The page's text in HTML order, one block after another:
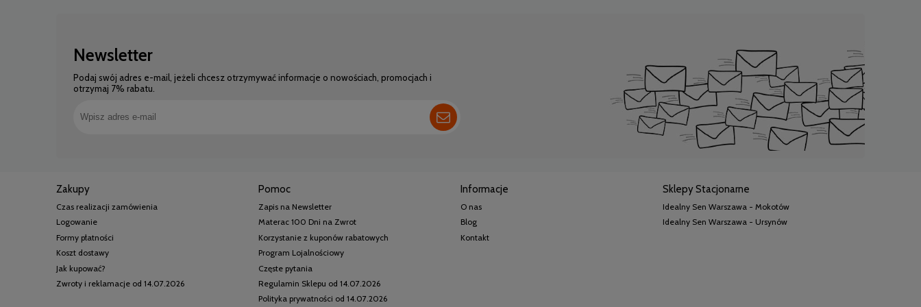
Newsletter
Podaj swój adres e-mail, jeżeli chcesz otrzymywać informacje o nowościach, promocjach i
otrzymaj 7% rabatu.
Zakupy
Czas realizacji zamówienia
Logowanie
Formy płatności
Koszt dostawy
Jak kupować?
Zwroty i reklamacje od 14.07.2026
Pomoc
Zapis na Newsletter
Materac 100 Dni na Zwrot
Korzystanie z kuponów rabatowych
Program Lojalnościowy
Częste pytania
Regulamin Sklepu od 14.07.2026
Polityka prywatności od 14.07.2026
Informacje
O nas
Blog
Kontakt
Sklepy Stacjonarne
Idealny Sen Warszawa - Mokotów
Idealny Sen Warszawa - Ursynów